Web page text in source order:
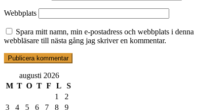
Webbplats
Spara mitt namn, min e-postadress och webbplats i denna
webbläsare till nästa gång jag skriver en kommentar.
augusti 2026
M T O T F L
S
1
2
3
4 5 6 7 8
9